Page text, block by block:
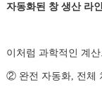
자동화된 창 생산 라
이처럼 과학적인 계
② 완전 자동화, 전체